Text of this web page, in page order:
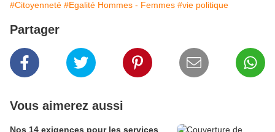
#Citoyenneté #Egalité Hommes - Femmes #vie politique
Partager
Vous aimerez aussi
Nos 14 exigences pour les services